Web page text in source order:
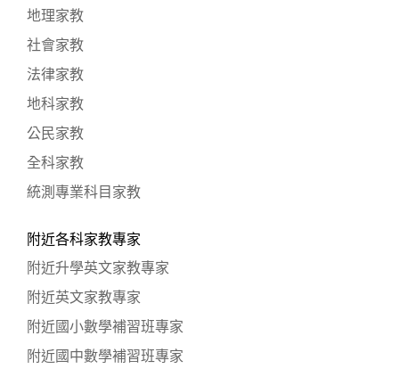
地理家教
社會家教
法律家教
地科家教
公民家教
全科家教
統測專業科目家教
附近各科家教專家
附近升學英文家教專家
附近英文家教專家
附近國小數學補習班專家
附近國中數學補習班專家